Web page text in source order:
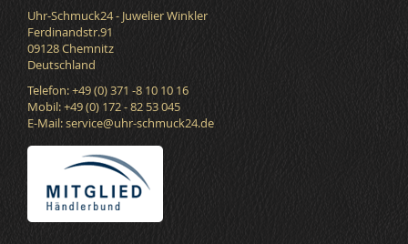
Uhr-Schmuck24 - Juwelier Winkler
Ferdinandstr.91
09128 Chemnitz
Deutschland
Telefon: +49 (0) 371 -8 10 10 16
Mobil: +49 (0) 172 - 82 53 045
E-Mail:service@uhr-schmuck24.de